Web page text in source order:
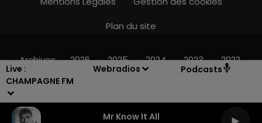
Live :
CHAMPAGNE FM
Webradios Podcasts
Mr Know It All
Plan du site
Archives 2026 2025 2024 2023 2022